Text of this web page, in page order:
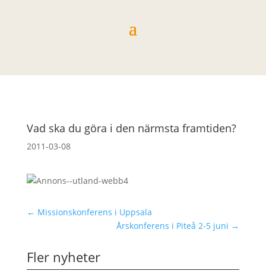
Vad ska du göra i den närmsta framtiden?
2011-03-08
← Missionskonferens i Uppsala
Årskonferens i Piteå 2-5 juni →
Fler nyheter